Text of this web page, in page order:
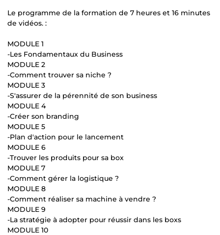
Le programme de la formation de 7 heures et 16 minutes
de vidéos. :
MODULE 1
-Les Fondamentaux du Business
MODULE 2
-Comment trouver sa niche ?
MODULE 3
-S'assurer de la pérennité de son business
MODULE 4
-Créer son branding
MODULE 5
-Plan d'action pour le lancement
MODULE 6
-Trouver les produits pour sa box
MODULE 7
-Comment gérer la logistique ?
MODULE 8
-Comment réaliser sa machine à vendre ?
MODULE 9
-La stratégie à adopter pour réussir dans les boxs
MODULE 10